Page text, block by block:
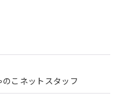
こネットスタッフ